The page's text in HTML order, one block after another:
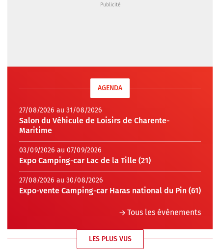
AGENDA
27/08/2026 au 31/08/2026
Salon du Véhicule de Loisirs de Charente-
Maritime
03/09/2026 au 07/09/2026
Expo Camping-car Lac de la Tille (21)
27/08/2026 au 30/08/2026
Expo-vente Camping-car Haras national du Pin (61)
Tous les évènements
LES PLUS VUS